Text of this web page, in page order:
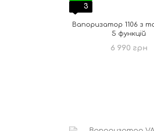
3
Вапоризатор 1106 з
5 функцій
6 990 грн